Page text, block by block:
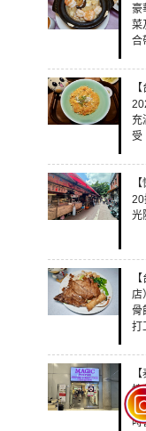
豪
菜
合
充
受
20
光
店
骨
打
情
17
時